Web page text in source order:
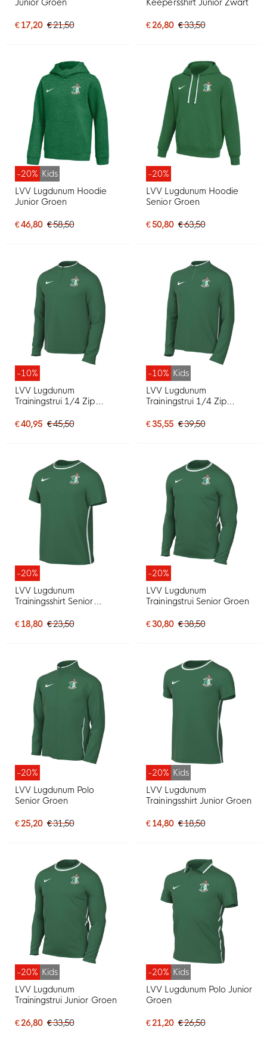
Junior Groen
€ 17,20 € 21,50
Keepersshirt Junior Zwart
€ 26,80 € 33,50
-20% Kids
LVV Lugdunum Hoodie
Junior Groen
€ 46,80 € 58,50
-20%
LVV Lugdunum Hoodie
Senior Groen
€ 50,80 € 63,50
-10%
LVV Lugdunum
Trainingstrui 1/4 Zip
€ 40,95 € 45,50
-10% Kids
LVV Lugdunum
Trainingstrui 1/4 Zip
€ 35,55 € 39,50
-20%
LVV Lugdunum
Trainingsshirt Senior
€ 18,80 € 23,50
-20%
LVV Lugdunum
Trainingstrui Senior Groen
€ 30,80 € 38,50
-20%
LVV Lugdunum Polo
Senior Groen
€ 25,20 € 31,50
-20% Kids
LVV Lugdunum
Trainingsshirt Junior Groen
€ 14,80 € 18,50
-20% Kids
LVV Lugdunum
Trainingstrui Junior Groen
€ 26,80 € 33,50
-20% Kids
LVV Lugdunum Polo Junior
Groen
€ 21,20 € 26,50